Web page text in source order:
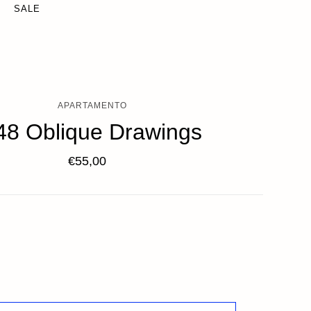
SALE
APARTAMENTO
Oblique Drawings
€55,00